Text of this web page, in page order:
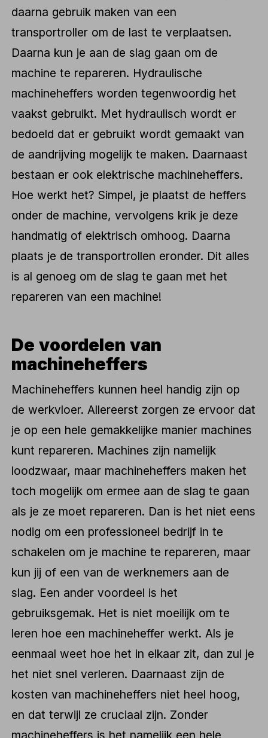
daarna gebruik maken van een
transportroller om de last te verplaatsen.
Daarna kun je aan de slag gaan om de
machine te repareren. Hydraulische
machineheffers worden tegenwoordig het
vaakst gebruikt. Met hydraulisch wordt er
bedoeld dat er gebruikt wordt gemaakt van
de aandrijving mogelijk te maken. Daarnaast
bestaan er ook elektrische machineheffers.
Hoe werkt het? Simpel, je plaatst de heffers
onder de machine, vervolgens krik je deze
handmatig of elektrisch omhoog. Daarna
plaats je de transportrollen eronder. Dit alles
is al genoeg om de slag te gaan met het
repareren van een machine!
De voordelen van
machineheffers
Machineheffers kunnen heel handig zijn op
de werkvloer. Allereerst zorgen ze ervoor dat
je op een hele gemakkelijke manier machines
kunt repareren. Machines zijn namelijk
loodzwaar, maar machineheffers maken het
toch mogelijk om ermee aan de slag te gaan
als je ze moet repareren. Dan is het niet eens
nodig om een professioneel bedrijf in te
schakelen om je machine te repareren, maar
kun jij of een van de werknemers aan de
slag. Een ander voordeel is het
gebruiksgemak. Het is niet moeilijk om te
leren hoe een machineheffer werkt. Als je
eenmaal weet hoe het in elkaar zit, dan zul je
het niet snel verleren. Daarnaast zijn de
kosten van machineheffers niet heel hoog,
en dat terwijl ze cruciaal zijn. Zonder